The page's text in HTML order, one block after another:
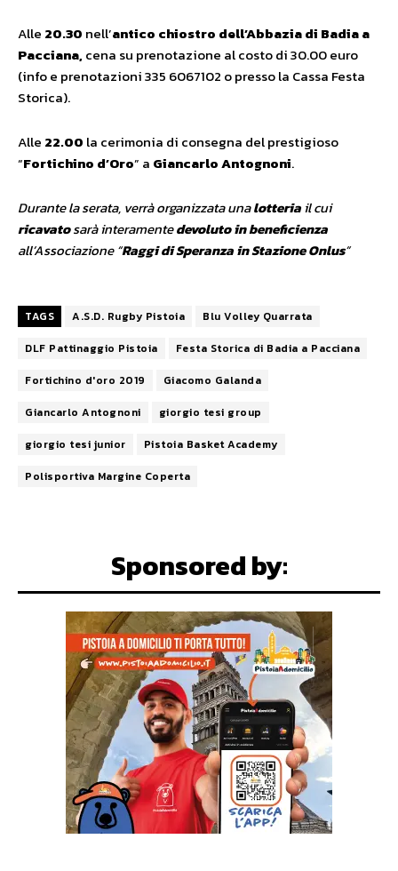
Alle 20.30 nell’antico chiostro dell’Abbazia di Badia a
Pacciana,cena su prenotazione al costo di 30.00 euro
(info e prenotazioni 335 6067102 o presso la Cassa Festa
Storica).
Alle 22.00 la cerimonia di consegna del prestigioso
“Fortichino d’Oro” a Giancarlo Antognoni.
Durante la serata, verrà organizzata unalotteriail cui
ricavatosarà interamentedevoluto in beneficienza
all’Associazione “Raggi di Speranza in Stazione Onlus”
TAGS A.S.D. Rugby Pistoia
Blu Volley Quarrata
DLF Pattinaggio Pistoia
Festa Storica di Badia a Pacciana
Fortichino d'oro 2019
Giacomo Galanda
Giancarlo Antognoni
giorgio tesi group
giorgio tesi junior
Pistoia Basket Academy
Polisportiva Margine Coperta
Sponsored by: